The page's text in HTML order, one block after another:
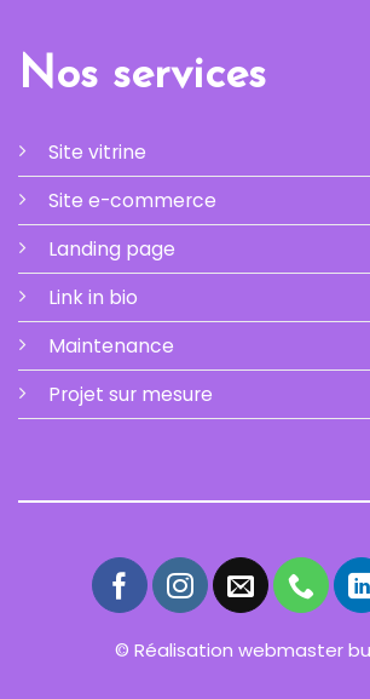
Nos services
Site vitrine
Site e-commerce
Landing page
Link in bio
Maintenance
Projet sur mesure
© Réalisation webmaster